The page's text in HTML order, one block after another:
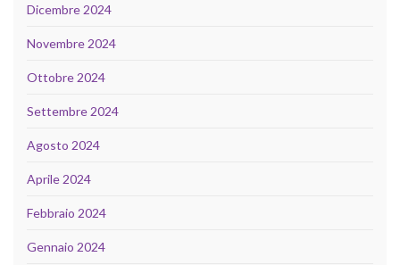
Dicembre 2024
Novembre 2024
Ottobre 2024
Settembre 2024
Agosto 2024
Aprile 2024
Febbraio 2024
Gennaio 2024